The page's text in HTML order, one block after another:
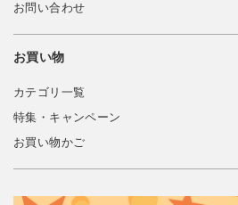
お問い合わせ
お買い物
カテゴリ一覧
特集・キャンペーン
お買い物かご